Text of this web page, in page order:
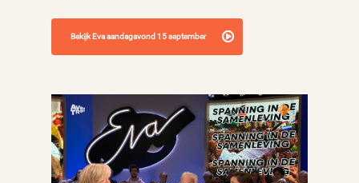
Bekijk Eva aandagavond 15 september